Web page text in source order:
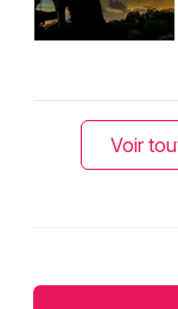
Voir